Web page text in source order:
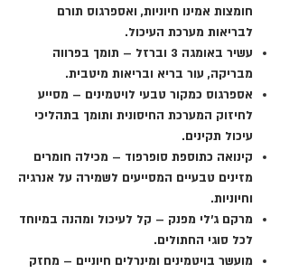
חומצות אמינו חיוניות, ואספרגוס תורם
לבריאות מערכת העיכול.
עשיר באומגה 3 וברזל
– תומך בפרווה
מבריקה, עור בריא ובריאות מיטבית.
אספרגוס כמקור טבעי לויטמינים – מסייע
לחיזוק המערכת החיסונית ותומך בתהליכי
עיכול תקינים.
קינואה כתוספת סופרפוד – מכילה חומרים
מזינים טבעיים המסייעים לשמירה על אנרגיה
וחיוניות.
מרקם ג'לי מפנק – קל לעיכול ומהנה במיוחד
לכל סוגי החתולים.
מועשר בויטמינים ומינרלים חיוניים – מחזק